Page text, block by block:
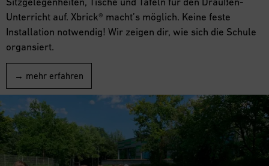
Unterricht auf. Xbrick® macht’s möglich. Keine feste
Installation notwendig! Wir zeigen dir, wie sich die Schule
organsiert.
→ mehr erfahren